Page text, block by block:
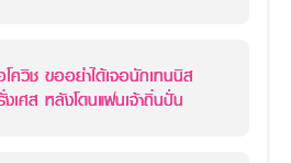
ควิช ขออย่าได้เจอนักเทนนิส
เศส หลังโดนแฟนเจ้าถิ่นปั่น